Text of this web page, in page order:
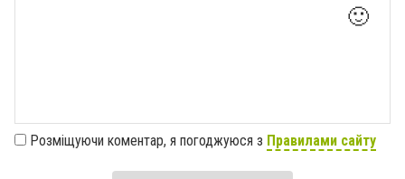
🙂
Розміщуючи коментар, я погоджуюся з Правилами сайту